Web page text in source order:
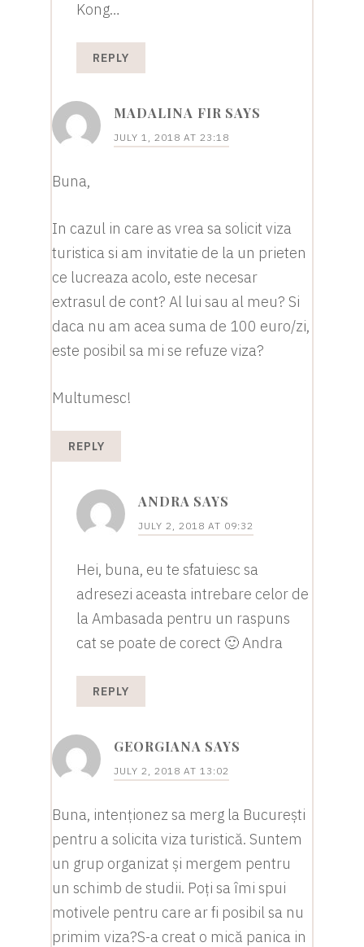
Kong…
REPLY
MADALINA FIR SAYS
JULY 1, 2018 AT 23:18
Buna,
In cazul in care as vrea sa solicit viza
turistica si am invitatie de la un prieten
ce lucreaza acolo, este necesar
extrasul de cont? Al lui sau al meu? Si
daca nu am acea suma de 100 euro/zi,
este posibil sa mi se refuze viza?
Multumesc!
REPLY
ANDRA SAYS
JULY 2, 2018 AT 09:32
Hei, buna, eu te sfatuiesc sa
adresezi aceasta intrebare celor de
la Ambasada pentru un raspuns
cat se poate de corect 🙂 Andra
REPLY
GEORGIANA SAYS
JULY 2, 2018 AT 13:02
Buna, intenționez sa merg la București
pentru a solicita viza turistică. Suntem
un grup organizat și mergem pentru
un schimb de studii. Poți sa îmi spui
motivele pentru care ar fi posibil sa nu
primim viza?S-a creat o mică panica in